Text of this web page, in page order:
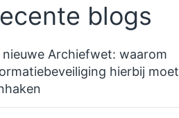
blogs
nieuwe Archiefwet: waarom
hierbij moet